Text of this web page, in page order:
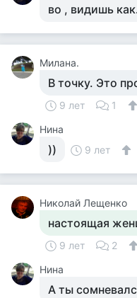
во , видишь
Милана.
В точку. Это
9 лет 1
Нина
)) 9 лет
Николай Лещенко
настоящая
9 лет 2
Нина
А ты